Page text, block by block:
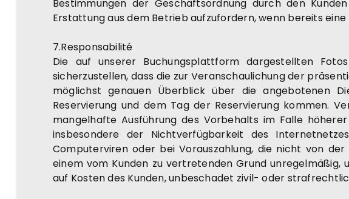
Bestimmungen der Geschäftsordnung durch den
Erstattung aus dem Betrieb aufzufordern, wenn bereits
7.Responsabilité
Die auf unserer Buchungsplattform dargestellten
sicherzustellen, dass die zur Veranschaulichung der
möglichst genauen Überblick über die angebotenen
Reservierung und dem Tag der Reservierung kommen.
mangelhafte Ausführung des Vorbehalts im Falle
insbesondere der Nichtverfügbarkeit des
Computerviren oder bei Vorauszahlung, die nicht von
einem vom Kunden zu vertretenden Grund
auf Kosten des Kunden, unbeschadet zivil- oder